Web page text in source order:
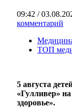
09:42 /
комментарий
ТОП
5 августа
«Гулливер»
здоровье».